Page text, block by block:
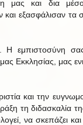
μας και δια
εξασφάλισαν τα
Η εμπιστοσύνη
Εκκλησίας, μας
και την
τη διδασκαλία
να σκεπάζει και